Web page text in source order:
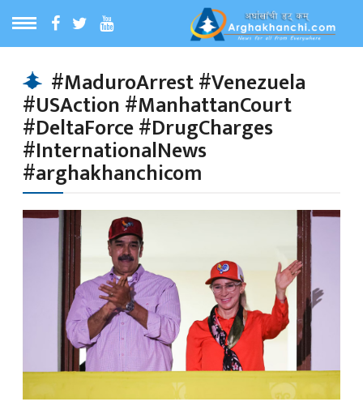
MENU
समाचार
समाचार
#MaduroArrest #Venezuela
#USAction #ManhattanCourt
#DeltaForce #DrugCharges
#InternationalNews
#arghakhanchicom